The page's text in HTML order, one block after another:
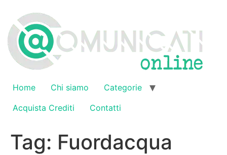
contenuto
Home Chi siamo
Categorie
Acquista Crediti
Contatti
Tag: Fuordacqua